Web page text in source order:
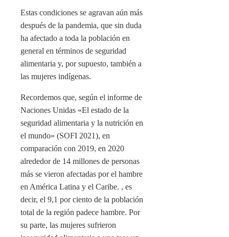
Estas condiciones se agravan aún más
después de la pandemia, que sin duda
ha afectado a toda la población en
general en términos de seguridad
alimentaria y, por supuesto, también a
las mujeres indígenas.
Recordemos que, según el informe de
Naciones Unidas «El estado de la
seguridad alimentaria y la nutrición en
el mundo» (SOFI 2021), en
comparación con 2019, en 2020
alrededor de 14 millones de personas
más se vieron afectadas por el hambre
en América Latina y el Caribe. , es
decir, el 9,1 por ciento de la población
total de la región padece hambre. Por
su parte, las mujeres sufrieron